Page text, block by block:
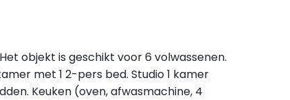
objekt is geschikt voor 6 volwassenen.
met 1 2-pers bed. Studio 1 kamer
Keuken (oven, afwasmachine, 4